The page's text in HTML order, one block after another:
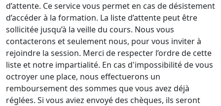
d’attente. Ce service vous permet en cas de désistement
d’accéder à la formation. La liste d’attente peut être
sollicitée jusqu’à la veille du cours. Nous vous
contacterons et seulement nous, pour vous inviter à
rejoindre la session. Merci de respecter l’ordre de cette
liste et notre impartialité. En cas d'impossibilité de vous
octroyer une place, nous effectuerons un
remboursement des sommes que vous avez déjà
réglées. Si vous aviez envoyé des chèques, ils seront